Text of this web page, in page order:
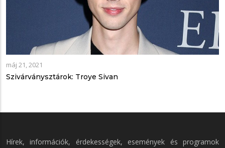
máj 21, 2021
Szivárványsztárok: Troye Sivan
Hírek, információk, érdekességek, események és programok